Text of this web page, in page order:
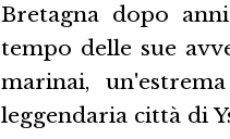
Bretagna dopo
tempo delle sue
marinai,
leggendaria città di